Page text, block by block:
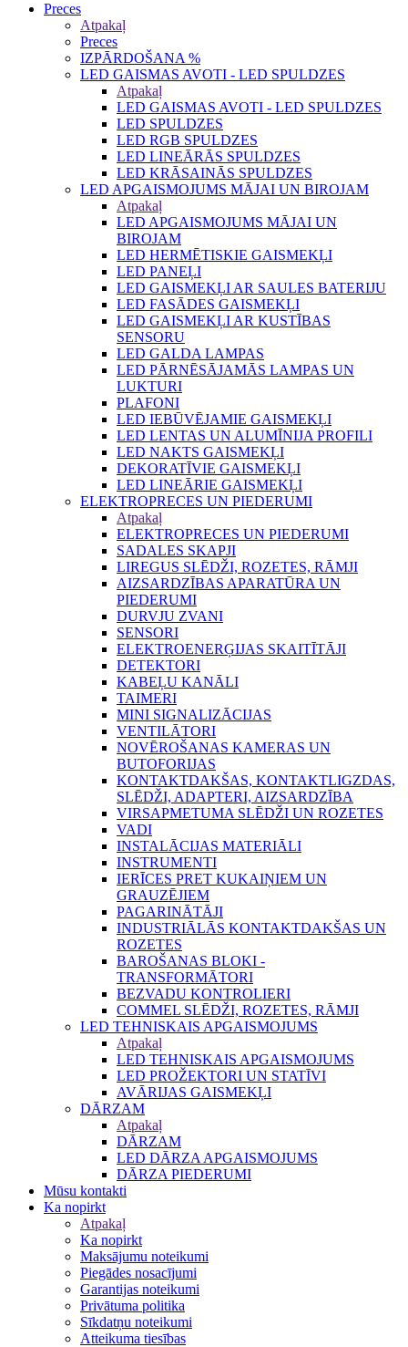
Preces
Atpakaļ
Preces
IZPĀRDOŠANA %
LED GAISMAS AVOTI - LED SPULDZES
Atpakaļ
LED GAISMAS AVOTI - LED SPULDZES
LED SPULDZES
LED RGB SPULDZES
LED LINEĀRĀS SPULDZES
LED KRĀSAINĀS SPULDZES
LED APGAISMOJUMS MĀJAI UN BIROJAM
Atpakaļ
LED APGAISMOJUMS MĀJAI UN
BIROJAM
LED HERMĒTISKIE GAISMEKĻI
LED PANEĻI
LED GAISMEKĻI AR SAULES BATERIJU
LED FASĀDES GAISMEKĻI
LED GAISMEKĻI AR KUSTĪBAS
SENSORU
LED GALDA LAMPAS
LED PĀRNĒSĀJAMĀS LAMPAS UN
LUKTURI
PLAFONI
LED IEBŪVĒJAMIE GAISMEKĻI
LED LENTAS UN ALUMĪNIJA PROFILI
LED NAKTS GAISMEKĻI
DEKORATĪVIE GAISMEKĻI
LED LINEĀRIE GAISMEKĻI
ELEKTROPRECES UN PIEDERUMI
Atpakaļ
ELEKTROPRECES UN PIEDERUMI
SADALES SKAPJI
LIREGUS SLĒDŽI, ROZETES, RĀMJI
AIZSARDZĪBAS APARATŪRA UN
PIEDERUMI
DURVJU ZVANI
SENSORI
ELEKTROENERĢIJAS SKAITĪTĀJI
DETEKTORI
KABEĻU KANĀLI
TAIMERI
MINI SIGNALIZĀCIJAS
VENTILĀTORI
NOVĒROŠANAS KAMERAS UN
BUTOFORIJAS
KONTAKTDAKŠAS, KONTAKTLIGZDAS,
SLĒDŽI, ADAPTERI, AIZSARDZĪBA
VIRSAPMETUMA SLĒDŽI UN ROZETES
VADI
INSTALĀCIJAS MATERIĀLI
INSTRUMENTI
IERĪCES PRET KUKAIŅIEM UN
GRAUZĒJIEM
PAGARINĀTĀJI
INDUSTRIĀLĀS KONTAKTDAKŠAS UN
ROZETES
BAROŠANAS BLOKI -
TRANSFORMĀTORI
BEZVADU KONTROLIERI
COMMEL SLĒDŽI, ROZETES, RĀMJI
LED TEHNISKAIS APGAISMOJUMS
Atpakaļ
LED TEHNISKAIS APGAISMOJUMS
LED PROŽEKTORI UN STATĪVI
AVĀRIJAS GAISMEKĻI
DĀRZAM
Atpakaļ
DĀRZAM
LED DĀRZA APGAISMOJUMS
DĀRZA PIEDERUMI
Mūsu kontakti
Ka nopirkt
Atpakaļ
Ka nopirkt
Maksājumu noteikumi
Piegādes nosacījumi
Garantijas noteikumi
Privātuma politika
Sīkdatņu noteikumi
Atteikuma tiesības